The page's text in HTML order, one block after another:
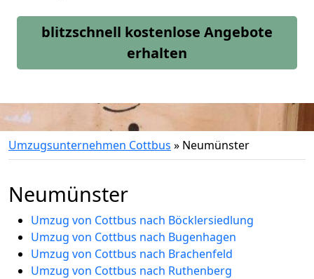
blitzschnell kostenlose Angebote
erhalten
Umzugsunternehmen Cottbus » Neumünster
Neumünster
Umzug von Cottbus nach Böcklersiedlung
Umzug von Cottbus nach Bugenhagen
Umzug von Cottbus nach Brachenfeld
Umzug von Cottbus nach Ruthenberg